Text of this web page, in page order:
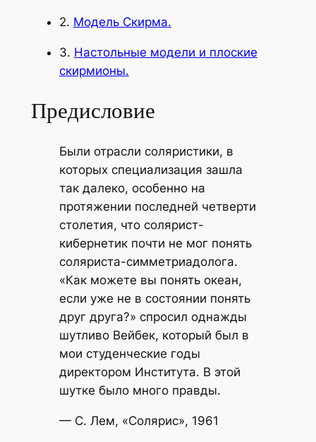
2. Модель Скирма.
3. Настольные модели и плоские
скирмионы.
Предисловие
Были отрасли соляристики, в
которых специализация зашла
так далеко, особенно на
протяжении последней четверти
столетия, что солярист-
кибернетик почти не мог понять
соляриста-симметриадолога.
«Как можете вы понять океан,
если уже не в состоянии понять
друг друга?» спросил однажды
шутливо Вейбек, который был в
мои студенческие годы
директором Института. В этой
шутке было много правды.
— С. Лем, «Солярис», 1961